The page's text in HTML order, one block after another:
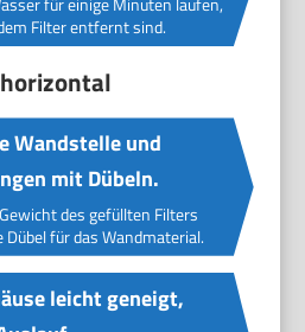
Filter entfernt sind.
Wandstelle und
mit Dübeln.
des gefüllten Filters
für das Wandmaterial.
leicht geneigt,